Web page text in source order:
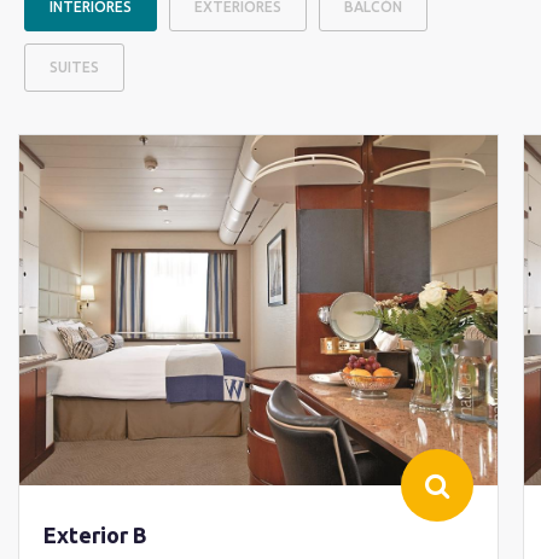
INTERIORES EXTERIORES BALCÓN
SUITES
Exterior B